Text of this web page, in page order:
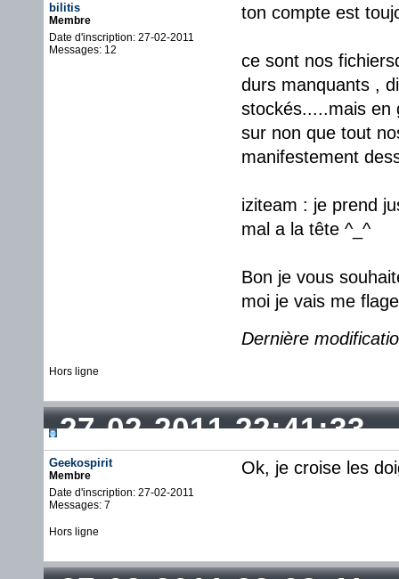
bilitis
Membre
Date d'inscription: 27-02-2011
Messages: 12
ton compte est
ce sont nos
durs manquants ,
stockés.....mais en
sur non que tout
manifestement
iziteam : je prend
mal a la tête ^_^
Bon je vous
moi je vais me
Dernière
Hors ligne
27-02-2011 22:41:33
Geekospirit
Membre
Date d'inscription: 27-02-2011
Messages: 7
Ok, je croise les
Hors ligne